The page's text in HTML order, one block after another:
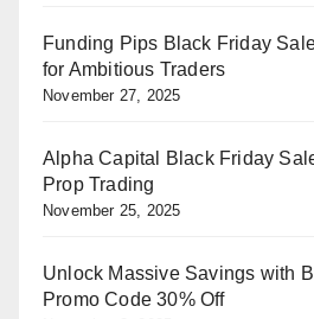
Funding Pips Black Friday
for Ambitious Traders
November 27, 2025
Alpha Capital Black Friday
Prop Trading
November 25, 2025
Unlock Massive Savings with
Promo Code 30% Off